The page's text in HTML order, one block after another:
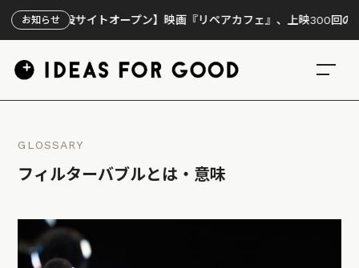
お知らせ
設サイトオープン】映画『リペアカフェ』、上映300回の先で見えて
GLOSSARY
フィルターバブルとは・意味